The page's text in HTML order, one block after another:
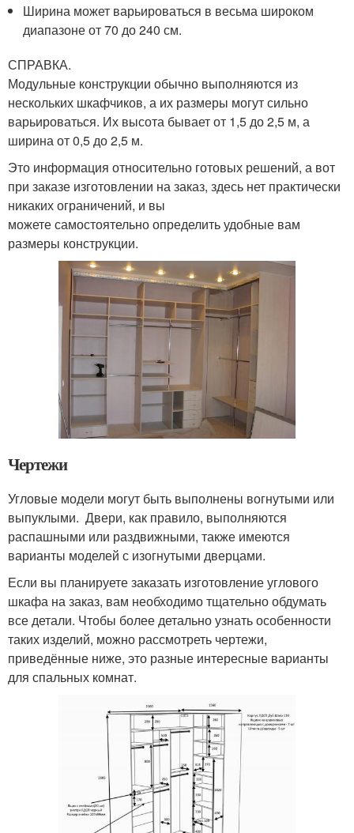
Ширина может варьироваться в весьма широком
диапазоне от 70 до 240 см.
СПРАВКА.
Модульные конструкции обычно выполняются из
нескольких шкафчиков, а их размеры могут сильно
варьироваться. Их высота бывает от 1,5 до 2,5 м, а
ширина от 0,5 до 2,5 м.
Это информация относительно готовых решений, а вот
при заказе изготовлении на заказ, здесь нет практически
никаких ограничений, и вы
можете самостоятельно определить удобные вам
размеры конструкции.
Чертежи
Угловые модели могут быть выполнены вогнутыми или
выпуклыми. Двери, как правило, выполняются
распашными или раздвижными, также имеются
варианты моделей с изогнутыми дверцами.
Если вы планируете заказать изготовление углового
шкафа на заказ, вам необходимо тщательно обдумать
все детали. Чтобы более детально узнать особенности
таких изделий, можно рассмотреть чертежи,
приведённые ниже, это разные интересные варианты
для спальных комнат.